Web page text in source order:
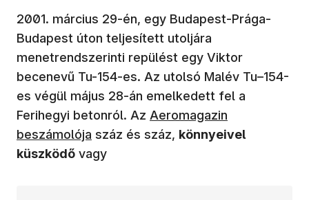
2001. március 29-én, egy Budapest-Prága-
Budapest úton teljesített utoljára
menetrendszerinti repülést egy Viktor
becenevű Tu-154-es. Az utolsó Malév Tu–154-
es végül május 28-án emelkedett fel a
Ferihegyi betonról. Az (új ablakban nyílik meg)
Aeromagazin
beszámolója száz és száz, könnyeivel
küszködő vagy